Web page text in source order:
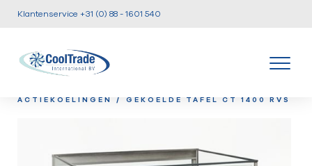
Klantenservice +31 (0) 88 - 1601 540
ACTIEKOELINGEN / GEKOELDE TAFEL CT 1400 RVS